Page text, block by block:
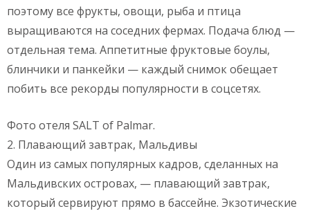
поэтому все фрукты, овощи, рыба и птица
выращиваются на соседних фермах. Подача блюд —
отдельная тема. Аппетитные фруктовые боулы,
блинчики и панкейки — каждый снимок обещает
побить все рекорды популярности в соцсетях.
Фото отеля SALT of Palmar.
2. Плавающий завтрак, Мальдивы
Один из самых популярных кадров, сделанных на
Мальдивских островах, — плавающий завтрак,
который сервируют прямо в бассейне. Экзотические